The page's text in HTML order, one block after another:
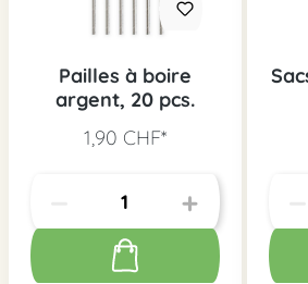
Pailles à boire
argent, 20 pcs.
1,90 CHF*